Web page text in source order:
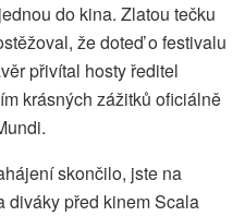
do kina. Zlatou tečku
že doteď o festivalu
přivítal hosty ředitel
krásných zážitků oficiálně
skončilo, jste na
diváky před kinem Scala